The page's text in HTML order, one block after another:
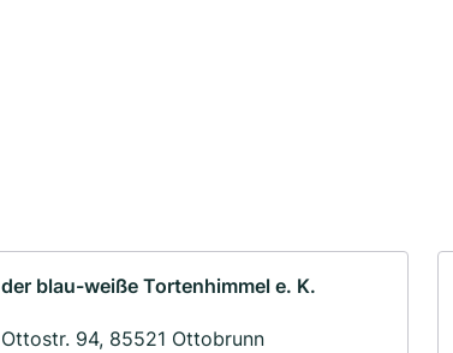
der blau-weiße Tortenhimmel e. K.
Ottostr. 94, 85521 Ottobrunn